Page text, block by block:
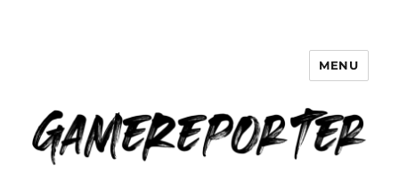
GameReporter | Cultura Gamer
MENU